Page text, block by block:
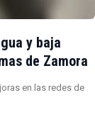
y baja
de Zamora
en las redes de